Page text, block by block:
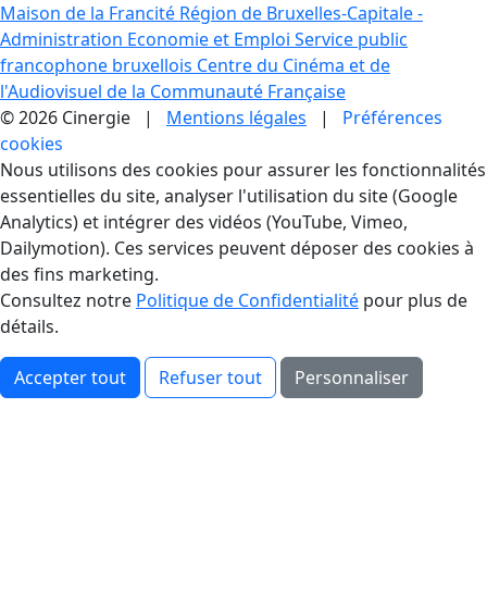
Maison de la Francité Région de Bruxelles-Capitale -
Administration Economie et Emploi Service public
francophone bruxellois Centre du Cinéma et de
l'Audiovisuel de la Communauté Française
© 2026 Cinergie | Mentions légales | Préférences
cookies
Gestion des Cookies
Nous utilisons des cookies pour assurer les fonctionnalités
essentielles du site, analyser l'utilisation du site (Google
Analytics) et intégrer des vidéos (YouTube, Vimeo,
Dailymotion). Ces services peuvent déposer des cookies à
des fins marketing.
Consultez notre Politique de Confidentialité pour plus de
détails.
Accepter tout Refuser tout Personnaliser